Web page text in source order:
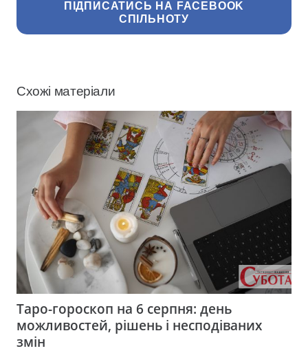
ПІДПИСАТИСЬ НА FACEBOOK
СПІЛЬНОТУ
Схожі матеріали
Таро-гороскоп на 6 серпня: день
можливостей, рішень і несподіваних
змін